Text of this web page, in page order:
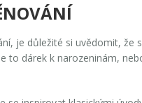
je důležité si uvědomit,
to dárek k narozeninám,